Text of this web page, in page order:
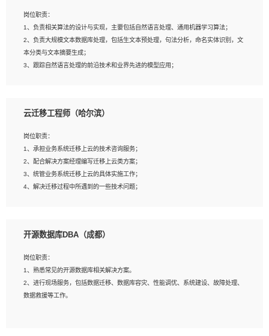
3、熟悉数据库开发，熟悉Mysql、Oracle、MongoDb数据库应用开发其中一种；
4、熟悉Python Wed框架（Django/Flask...）代码能力优秀，熟悉编码规范和具备
良好的文档编写能力）；
5、沟通表达能力强，具备团队协作能力。
岗位职责：
1、负责相关算法的设计与实现，主要包括自然语言处理、通用机器学习算法；
2、负责大规模文本数据库处理，包括生文本预处理，句法分析，命名实体识别，文
本分类与文本摘要生成；
3、跟踪自然语言处理的前沿技术和业界先进的模型应用；
岗位要求：
2、熟悉tensorflow，keras，pytorch等常规深度学习框架，快速根据客户需求实现
有效的模型；
3、熟悉掌握至少一种编程语言，如：Python，Java；
4、 熟悉NLP相关算法与实现；
5、至少有一次及以上问答系统的项目实践，熟悉问答系统全流程开发者优先；
云迁移工程师（哈尔滨）
岗位职责：
1、承担业务系统迁移上云的技术咨询服务；
2、配合解决方案经理编写迁移上云类方案；
3、统管业务系统迁移上云的具体实施工作；
4、解决迁移过程中所遇到的一些技术问题；
1、专科及以上学历，三年以上工作经验，计算机等相关专业；
3、熟悉常见操作系统、存储、网络、 IO 等相关原理；
4、具有迁移工具实操经验，具备P2V、V2V迁移能力；
5、熟练华为、VMware虚拟化、云计算及云存储技术；
6、熟悉主流数据库、应用服务器、中间件部署架构和运维方法；
开源数据库DBA（成都）
岗位职责：
1、熟悉常见的开源数据库相关解决方案。
2、进行现场服务，包括数据迁移、数据库容灾、性能调优、系统建设、故障处理、
数据救援等工作。